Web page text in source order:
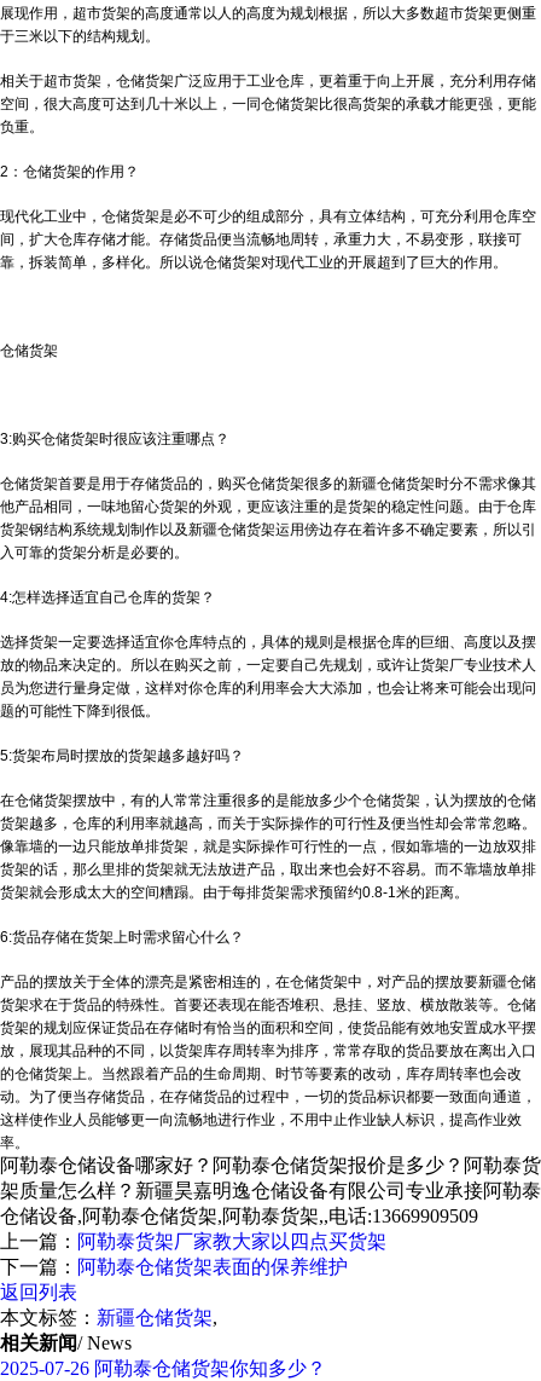
展现作用，超市货架的高度通常以人的高度为规划根据，所以大多数超市货架更侧重
于三米以下的结构规划。
相关于超市货架，仓储货架广泛应用于工业仓库，更着重于向上开展，充分利用存储
空间，很大高度可达到几十米以上，一同仓储货架比很高货架的承载才能更强，更能
负重。
2：仓储货架的作用？
现代化工业中，仓储货架是必不可少的组成部分，具有立体结构，可充分利用仓库空
间，扩大仓库存储才能。存储货品便当流畅地周转，承重力大，不易变形，联接可
靠，拆装简单，多样化。所以说仓储货架对现代工业的开展超到了巨大的作用。
仓储货架
3:购买仓储货架时很应该注重哪点？
仓储货架首要是用于存储货品的，购买仓储货架很多的新疆仓储货架时分不需求像其
他产品相同，一味地留心货架的外观，更应该注重的是货架的稳定性问题。由于仓库
货架钢结构系统规划制作以及新疆仓储货架运用傍边存在着许多不确定要素，所以引
入可靠的货架分析是必要的。
4:怎样选择适宜自己仓库的货架？
选择货架一定要选择适宜你仓库特点的，具体的规则是根据仓库的巨细、高度以及摆
放的物品来决定的。所以在购买之前，一定要自己先规划，或许让货架厂专业技术人
员为您进行量身定做，这样对你仓库的利用率会大大添加，也会让将来可能会出现问
题的可能性下降到很低。
5:货架布局时摆放的货架越多越好吗？
在仓储货架摆放中，有的人常常注重很多的是能放多少个仓储货架，认为摆放的仓储
货架越多，仓库的利用率就越高，而关于实际操作的可行性及便当性却会常常忽略。
像靠墙的一边只能放单排货架，就是实际操作可行性的一点，假如靠墙的一边放双排
货架的话，那么里排的货架就无法放进产品，取出来也会好不容易。而不靠墙放单排
货架就会形成太大的空间糟蹋。由于每排货架需求预留约0.8-1米的距离。
6:货品存储在货架上时需求留心什么？
产品的摆放关于全体的漂亮是紧密相连的，在仓储货架中，对产品的摆放要新疆仓储
货架求在于货品的特殊性。首要还表现在能否堆积、悬挂、竖放、横放散装等。仓储
货架的规划应保证货品在存储时有恰当的面积和空间，使货品能有效地安置成水平摆
放，展现其品种的不同，以货架库存周转率为排序，常常存取的货品要放在离出入口
的仓储货架上。当然跟着产品的生命周期、时节等要素的改动，库存周转率也会改
动。为了便当存储货品，在存储货品的过程中，一切的货品标识都要一致面向通道，
这样使作业人员能够更一向流畅地进行作业，不用中止作业缺人标识，提高作业效
率。
阿勒泰仓储设备哪家好？阿勒泰仓储货架报价是多少？阿勒泰货
架质量怎么样？新疆昊嘉明逸仓储设备有限公司专业承接阿勒泰
仓储设备,阿勒泰仓储货架,阿勒泰货架,,电话:13669909509
上一篇： 阿勒泰货架厂家教大家以四点买货架
下一篇： 阿勒泰仓储货架表面的保养维护
返回列表
本文标签： 新疆仓储货架,
相关新闻/ News
2025-07-26 阿勒泰仓储货架你知多少？